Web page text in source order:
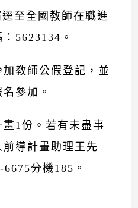
至全國教師在職進
5623134。
教師公假登記，並
參加。
1份。若有未盡事
導計畫助理王先
分機185。